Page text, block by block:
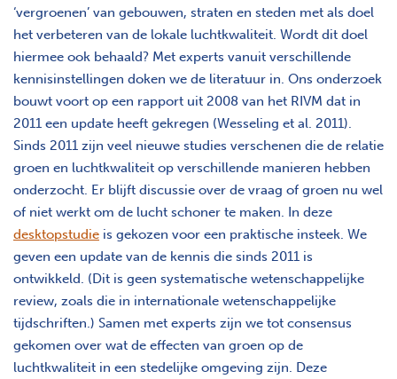
‘vergroenen’ van gebouwen, straten en steden met als doel
het verbeteren van de lokale luchtkwaliteit. Wordt dit doel
hiermee ook behaald? Met experts vanuit verschillende
kennisinstellingen doken we de literatuur in. Ons onderzoek
bouwt voort op een rapport uit 2008 van het RIVM dat in
2011 een update heeft gekregen (Wesseling et al. 2011).
Sinds 2011 zijn veel nieuwe studies verschenen die de relatie
groen en luchtkwaliteit op verschillende manieren hebben
onderzocht. Er blijft discussie over de vraag of groen nu wel
of niet werkt om de lucht schoner te maken. In deze
desktopstudie is gekozen voor een praktische insteek. We
geven een update van de kennis die sinds 2011 is
ontwikkeld. (Dit is geen systematische wetenschappelijke
review, zoals die in internationale wetenschappelijke
tijdschriften.) Samen met experts zijn we tot consensus
gekomen over wat de effecten van groen op de
luchtkwaliteit in een stedelijke omgeving zijn. Deze